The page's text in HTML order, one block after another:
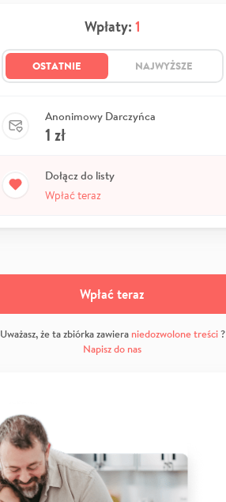
Wpłaty: 1
OSTATNIE NAJWYŻSZE
Anonimowy Darczyńca
1 zł
Dołącz do listy
Wpłać teraz
Wpłać teraz
Uważasz, że ta zbiórka zawiera niedozwolone treści?
Napisz do nas